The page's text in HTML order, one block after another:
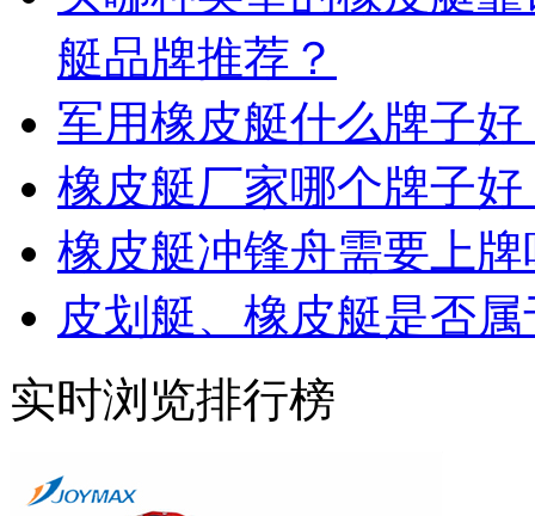
艇品牌推荐？
军用橡皮艇什么牌子好
橡皮艇厂家哪个牌子好
橡皮艇冲锋舟需要上牌
皮划艇、橡皮艇是否
实时浏览排行榜